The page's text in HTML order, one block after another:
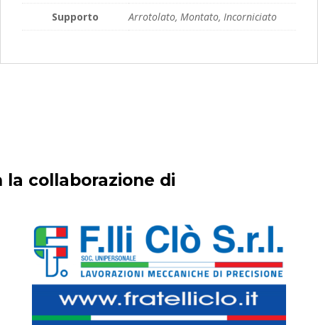
Supporto Arrotolato, Montato, Incorniciato
la collaborazione di